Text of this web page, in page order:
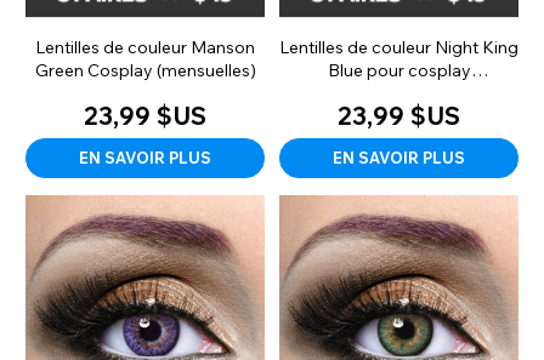
Lentilles de couleur Manson
Green Cosplay (mensuelles)
23,99 $US
EN SAVOIR PLUS
Lentilles de couleur Night King
Blue pour cosplay
23,99 $US
EN SAVOIR PLUS